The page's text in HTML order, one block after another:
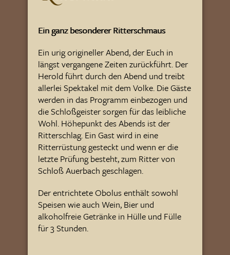
Ein ganz besonderer Ritterschmaus
Ein urig origineller Abend, der Euch in
längst vergangene Zeiten zurückführt. Der
Herold führt durch den Abend und treibt
allerlei Spektakel mit dem Volke. Die Gäste
werden in das Programm einbezogen und
die Schloßgeister sorgen für das leibliche
Wohl. Höhepunkt des Abends ist der
Ritterschlag. Ein Gast wird in eine
Ritterrüstung gesteckt und wenn er die
letzte Prüfung besteht, zum Ritter von
Schloß Auerbach geschlagen.
Der entrichtete Obolus enthält sowohl
Speisen wie auch Wein, Bier und
alkoholfreie Getränke in Hülle und Fülle
für 3 Stunden.